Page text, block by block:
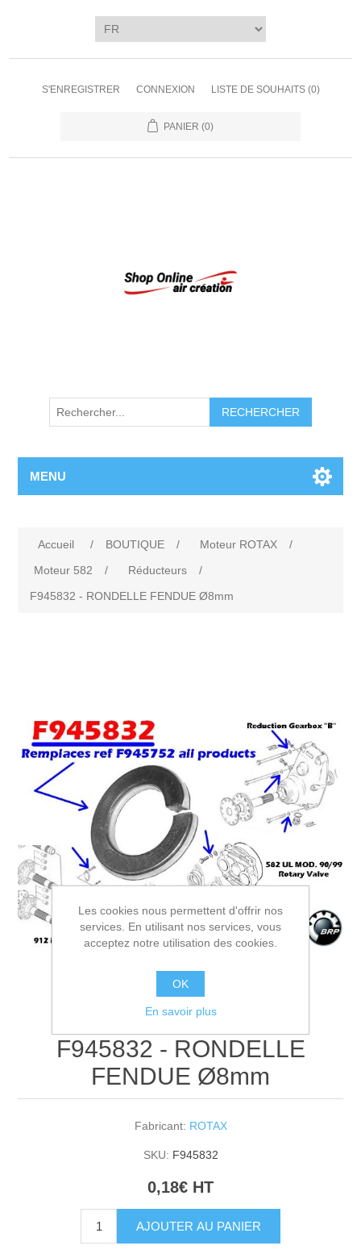
S'ENREGISTRER CONNEXION LISTE DE SOUHAITS (0)
PANIER (0)
RECHERCHER
MENU
Accueil / BOUTIQUE / Moteur ROTAX
/
Moteur 582
/ Réducteurs
/
F945832 - RONDELLE FENDUE Ø8mm
F945832 - RONDELLE
FENDUE Ø8mm
Fabricant: ROTAX
SKU: F945832
0,18€ HT
AJOUTER AU PANIER
Les cookies nous permettent d'offrir nos
services. En utilisant nos services, vous
acceptez notre utilisation des cookies.
OK
En savoir plus